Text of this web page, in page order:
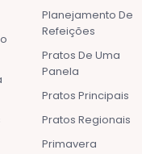
Planejamento De
Refeições
Pratos De Uma
Panela
Pratos Principais
Pratos Regionais
Primavera